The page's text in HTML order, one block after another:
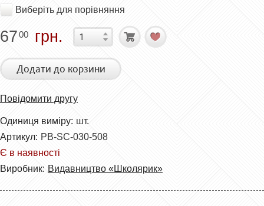
Виберіть для порівняння
6700 грн.
Додати до корзини
Повідомити другу
Одиниця виміру: шт.
Артикул: PB-SC-030-508
Є в наявності
Виробник: Видавництво «Школярик»